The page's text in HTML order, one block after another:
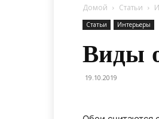
Домой Статьи
Статьи Интерьеры
Виды
19.10.2019